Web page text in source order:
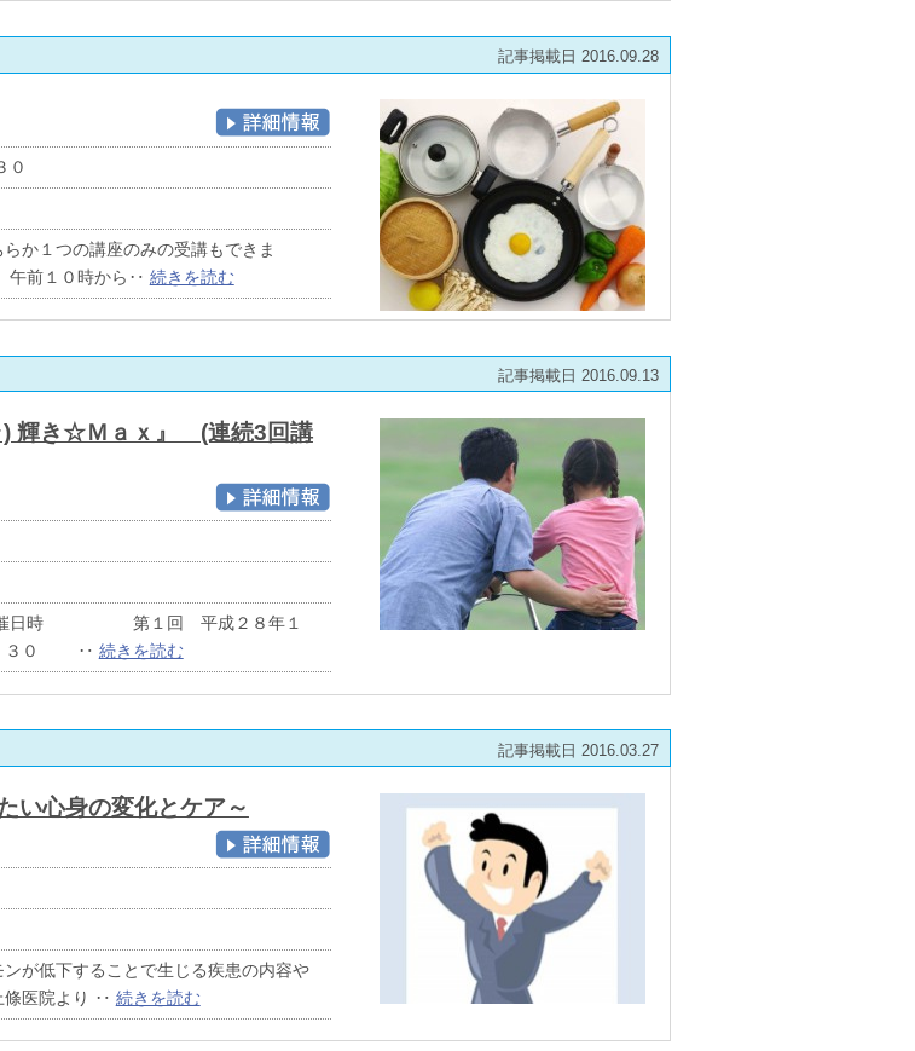
記事掲載日 2016.09.28
０
か１つの講座のみの受講もできま
前１０時から‥ 続きを読む
記事掲載日 2016.09.13
) 輝き☆Ｍａｘ』 (連続3回講
開催日時 第１回 平成２８年１
：３０ ‥ 続きを読む
記事掲載日 2016.03.27
い心身の変化とケア～
が低下することで生じる疾患の内容や
條医院より ‥ 続きを読む